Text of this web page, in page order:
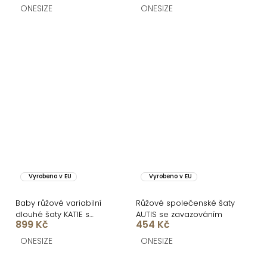
ONESIZE ONESIZE
Vyrobeno v EU
Baby růžové variabilní
dlouhé šaty KATIE s
vázáním
899 Kč
ONESIZE
Vyrobeno v EU
Růžové společenské šaty
AUTIS se zavazováním
454 Kč
ONESIZE